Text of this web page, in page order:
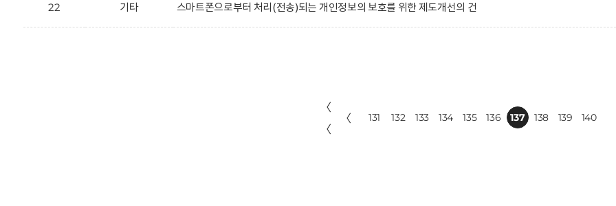
22 기타 스마트폰으로부터 처리(전송)되는 개인정보의 보호를 위한 제도개선의 건
〈
〈
〈 131 132 133 134 135 136 137 138 139 140